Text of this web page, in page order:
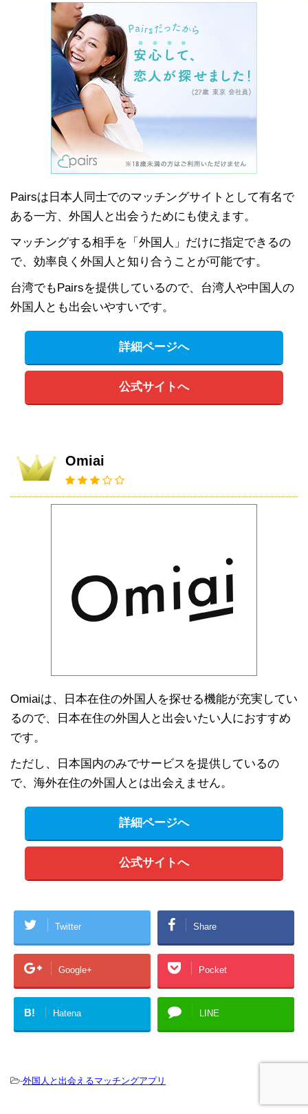
Pairsは日本人同士でのマッチングサイトとして有名で
ある一方、外国人と出会うためにも使えます。
マッチングする相手を「外国人」だけに指定できるの
で、効率良く外国人と知り合うことが可能です。
台湾でもPairsを提供しているので、台湾人や中国人の
外国人とも出会いやすいです。
詳細ページへ
公式サイトへ
Omiai
Omiaiは、日本在住の外国人を探せる機能が充実してい
るので、日本在住の外国人と出会いたい人におすすめ
です。
ただし、日本国内のみでサービスを提供しているの
で、海外在住の外国人とは出会えません。
詳細ページへ
公式サイトへ
Twitter Share
Google+ Pocket
B! Hatena LINE
-外国人と出会えるマッチングアプリ